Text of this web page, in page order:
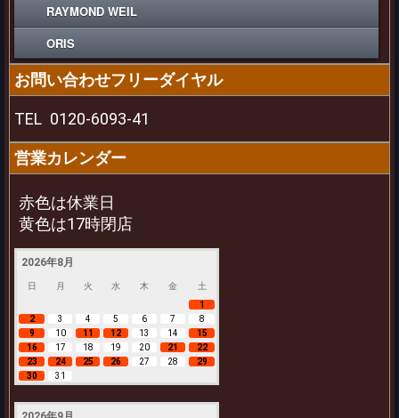
RAYMOND WEIL
ORIS
お問い合わせフリーダイヤル
TEL 0120-6093-41
営業カレンダー
赤色は休業日
黄色は17時閉店
2026年8月
日 月 火 水 木 金
土
1
2
3 4 5 6 7
8
9
10 11 12 13 14
15
16
17 18 19 20 21
22
23
24 25 26 27 28
29
30
31